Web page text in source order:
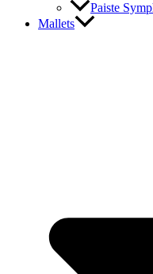
Paiste
Mallets